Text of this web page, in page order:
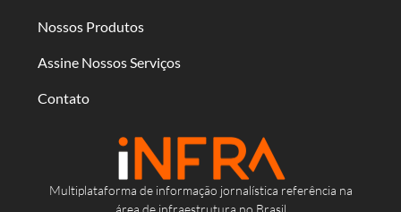
Multiplataforma de informação jornalística referência na
Nossos Produtos
Assine Nossos Serviços
Contato